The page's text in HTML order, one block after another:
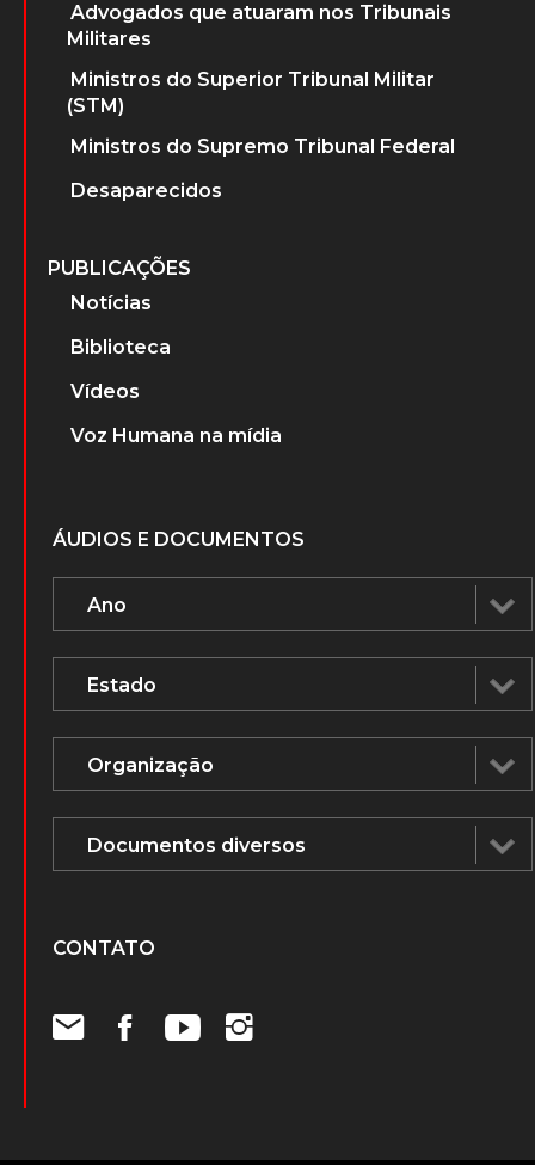
Advogados que atuaram nos Tribunais
Militares
Ministros do Superior Tribunal Militar
(STM)
Ministros do Supremo Tribunal Federal
Desaparecidos
PUBLICAÇÕES
Notícias
Biblioteca
Vídeos
Voz Humana na mídia
ÁUDIOS E DOCUMENTOS
CONTATO